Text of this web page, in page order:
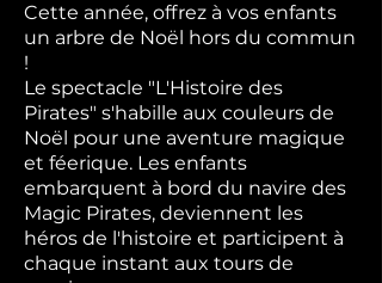
Cette année, offrez à vos enfants
un arbre de Noël hors du commun
!
Le spectacle "L'Histoire des
Pirates" s'habille aux couleurs de
Noël pour une aventure magique
et féerique. Les enfants
embarquent à bord du navire des
Magic Pirates, deviennent les
héros de l'histoire et participent à
chaque instant aux tours de